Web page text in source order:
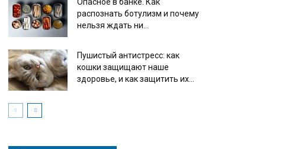
распознать ботулизм и почему
нельзя ждать ни...
Пушистый антистресс: как
кошки защищают наше
здоровье, и как защитить их...